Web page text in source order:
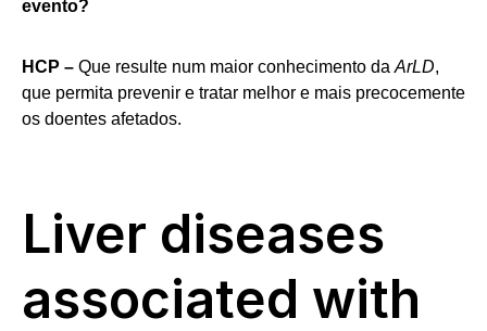
evento?
HCP – Que resulte num maior conhecimento da ArLD,
que permita prevenir e tratar melhor e mais precocemente
os doentes afetados.
Liver diseases
associated with